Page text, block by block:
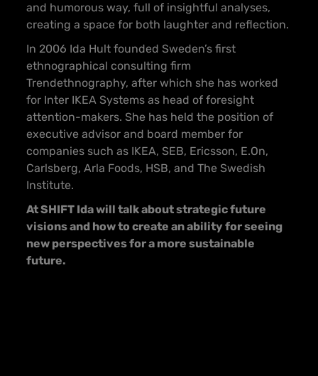
and humorous way, full of insightful analyses,
creating a space for both laughter and reflection.
In 2006 Ida Hult founded Sweden’s first
ethnographical consulting firm
Trendethnography, after which she has worked
for Inter IKEA Systems as head of foresight
attention-makers. She has held the position of
executive advisor and board member for
companies such as IKEA, SEB, Ericsson, E.On,
Carlsberg, Arla Foods, HSB, and The Swedish
Institute.
At SHIFT Ida will talk about strategic future
visions and how to create an ability for seeing
new perspectives for a more sustainable
future.